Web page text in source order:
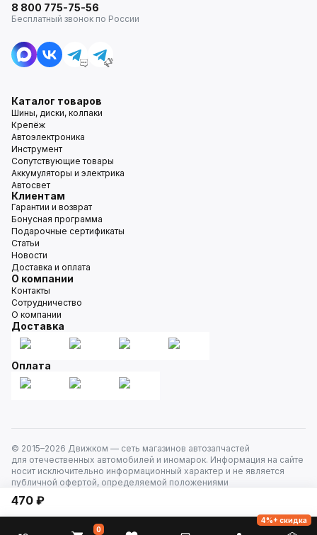
470 ₽
8 800 775-75-56
Бесплатный звонок по России
Каталог товаров
Шины, диски, колпаки
Крепёж
Автоэлектроника
Инструмент
Сопутствующие товары
Аккумуляторы и электрика
Автосвет
Клиентам
Гарантии и возврат
Бонусная программа
Подарочные сертификаты
Статьи
Новости
Доставка и оплата
О компании
Контакты
Сотрудничество
О компании
Доставка
Оплата
© 2015–2026 Движком — сеть магазинов автозапчастей
для отечественных автомобилей и иномарок. Информация на сайте
носит исключительно информационный характер и не является
публичной офертой, определяемой положениями
0
4%+ скидка